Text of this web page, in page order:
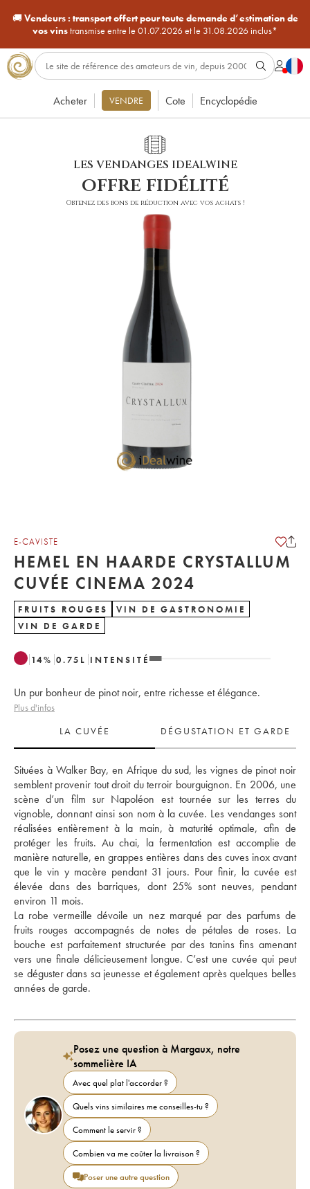
🚚Vendeurs : transport offert pour toute demande d’estimation de
vos vinstransmise entre le 01.07.2026 et le 31.08.2026 inclus*
Acheter VENDRE Cote Encyclopédie
LES VENDANGES IDEALWINE
offre fidélité
Obtenez des bons de réduction avec vos achats !
E-CAVISTE
HEMEL EN HAARDE CRYSTALLUM
CUVÉE CINEMA 2024
FRUITS ROUGES
VIN DE GASTRONOMIE
VIN DE GARDE
14% 0.75 L INTENSITÉ
Un pur bonheur de pinot noir, entre richesse et élégance.
Plus d'infos
LA CUVÉE
DÉGUSTATION ET GARDE
Situées à Walker Bay, en Afrique du sud, les vignes de pinot noir
semblent provenir tout droit du terroir bourguignon. En 2006, une
scène d’un film sur Napoléon est tournée sur les terres du
vignoble, donnant ainsi son nom à la cuvée. Les vendanges sont
réalisées entièrement à la main, à maturité optimale, afin de
protéger les fruits. Au chai, la fermentation est accomplie de
manière naturelle, en grappes entières dans des cuves inox avant
que le vin y macère pendant 31 jours. Pour finir, la cuvée est
élevée dans des barriques, dont 25% sont neuves, pendant
environ 11 mois.
La robe vermeille dévoile un nez marqué par des parfums de
fruits rouges accompagnés de notes de pétales de roses. La
bouche est parfaitement structurée par des tanins fins amenant
vers une finale délicieusement longue. C’est une cuvée qui peut
se déguster dans sa jeunesse et également après quelques belles
années de garde.
Posez une question à Margaux, notre
sommelière IA
Avec quel plat l'accorder ?
Quels vins similaires me conseilles-tu ?
Comment le servir ?
Combien va me coûter la livraison ?
Poser une autre question